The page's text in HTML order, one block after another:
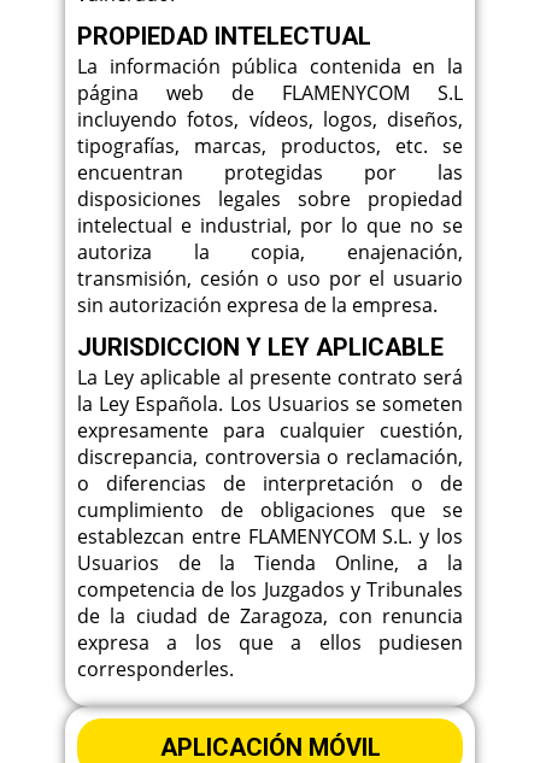
PROPIEDAD INTELECTUAL
La información pública contenida en la
página web de FLAMENYCOM S.L
incluyendo fotos, vídeos, logos, diseños,
tipografías, marcas, productos, etc. se
encuentran protegidas por las
disposiciones legales sobre propiedad
intelectual e industrial, por lo que no se
autoriza la copia, enajenación,
transmisión, cesión o uso por el usuario
sin autorización expresa de la empresa.
JURISDICCION Y LEY APLICABLE
La Ley aplicable al presente contrato será
la Ley Española. Los Usuarios se someten
expresamente para cualquier cuestión,
discrepancia, controversia o reclamación,
o diferencias de interpretación o de
cumplimiento de obligaciones que se
establezcan entre FLAMENYCOM S.L. y los
Usuarios de la Tienda Online, a la
competencia de los Juzgados y Tribunales
de la ciudad de Zaragoza, con renuncia
expresa a los que a ellos pudiesen
corresponderles.
APLICACIÓN MÓVIL